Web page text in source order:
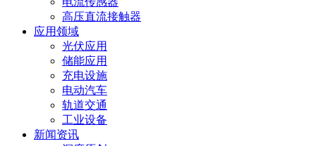
高压直流接触器
应用领域
光伏应用
储能应用
充电设施
电动汽车
轨道交通
工业设备
新闻资讯